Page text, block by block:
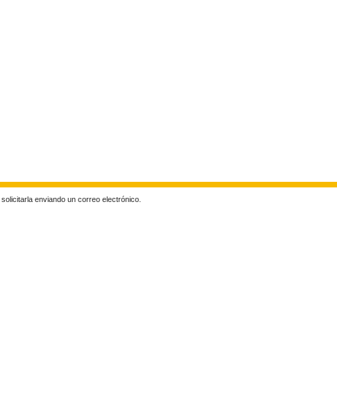
enviando un correo electrónico.